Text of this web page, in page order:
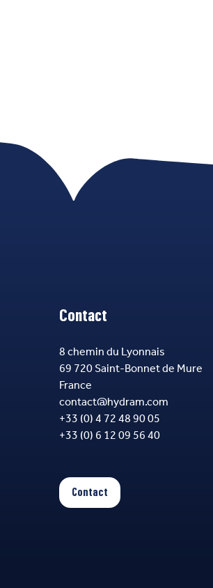
Contact
8 chemin du Lyonnais
69 720 Saint-Bonnet de Mure
France
contact@hydram.com
+33 (0) 4 72 48 90 05
+33 (0) 6 12 09 56 40
Contact